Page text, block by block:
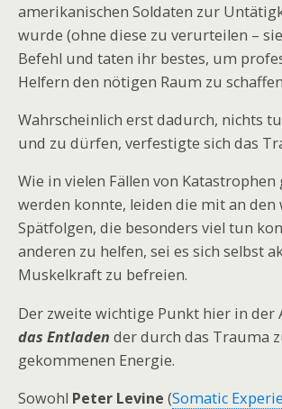
amerikanischen Soldaten zur
wurde (ohne diese zu verurteilen –
Befehl und taten ihr bestes, um
Helfern den nötigen Raum zu
Wahrscheinlich erst dadurch, nichts
und zu dürfen, verfestigte sich das
Wie in vielen Fällen von Katastrophen
werden konnte, leiden die mit an den
Spätfolgen, die besonders viel tun
anderen zu helfen, sei es sich selbst
Muskelkraft zu befreien.
Der zweite wichtige Punkt hier in der
das Entladen der durch das Trauma
gekommenen Energie.
Sowohl Peter Levine (Somatic